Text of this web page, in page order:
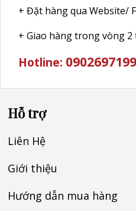
+ Đặt hàng qua Website/
+ Giao hàng trong vòng 2
Hotline: 0902697199
Hỗ trợ
Liên Hệ
Giới thiệu
Hướng dẫn mua hàng